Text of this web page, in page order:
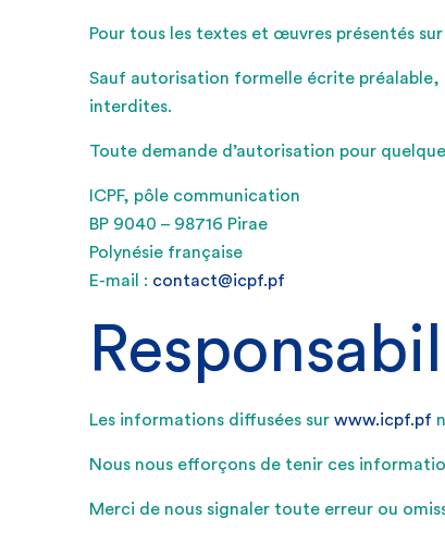
Pour tous les textes et œuvres présentés sur
Sauf autorisation formelle écrite
interdites.
Toute demande d’autorisation pour
ICPF, pôle communication
BP 9040 – 98716 Pirae
Polynésie française
E-mail : contact@icpf.pf
Les informations diffusées sur www.icpf.pf
Nous nous efforçons de tenir ces
Merci de nous signaler toute erreur ou